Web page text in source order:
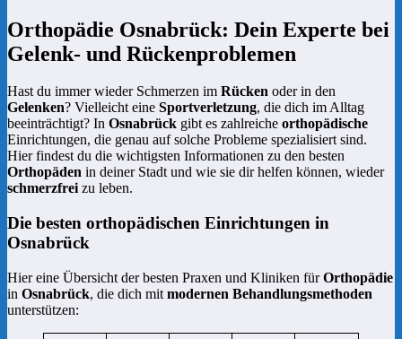
Orthopädie Osnabrück: Dein Experte bei
Gelenk- und Rückenproblemen
Hast du immer wieder Schmerzen im Rücken oder in den
Gelenken? Vielleicht eine Sportverletzung, die dich im Alltag
beeinträchtigt? In Osnabrück gibt es zahlreiche orthopädische
Einrichtungen, die genau auf solche Probleme spezialisiert sind.
Hier findest du die wichtigsten Informationen zu den besten
Orthopäden in deiner Stadt und wie sie dir helfen können, wieder
schmerzfreizu leben.
Die besten orthopädischen Einrichtungen in
Osnabrück
Hier eine Übersicht der besten Praxen und Kliniken fürOrthopädie
in Osnabrück, die dich mit modernen Behandlungsmethoden
unterstützen: